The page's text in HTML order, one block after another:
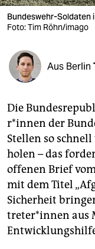
verlag
veranstaltungen
shop
fragen & hilfe
unterstützen
abo
genossenschaft
epaper login
Bundeswehr-Soldaten
Foto: Tim Röhn/imago
Aus Berlin
Die
r*in­nen der
Stellen so
holen – das
offenen Brief
mit dem Titel
Sicherheit
tre­te­r*in­nen aus